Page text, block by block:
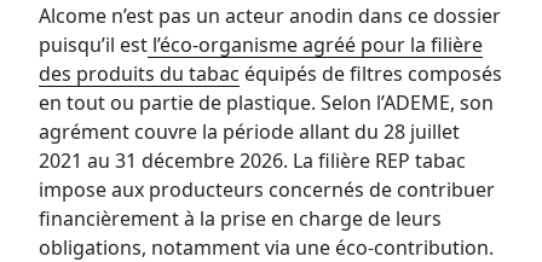
Alcome n’est pas un acteur anodin dans ce dossier
puisqu’il est l’éco-organisme agréé pour la filière
des produits du tabac équipés de filtres composés
en tout ou partie de plastique. Selon l’ADEME, son
agrément couvre la période allant du 28 juillet
2021 au 31 décembre 2026. La filière REP tabac
impose aux producteurs concernés de contribuer
financièrement à la prise en charge de leurs
obligations, notamment via une éco-contribution.